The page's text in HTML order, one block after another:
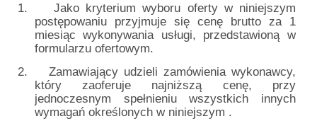
1.
Jako kryterium wyboru oferty w niniejszym
postępowaniu przyjmuje się cenę brutto za 1
miesiąc wykonywania usługi, przedstawioną w
formularzu ofertowym.
2.
Zamawiający udzieli zamówienia wykonawcy,
który zaoferuje najniższą cenę, przy
jednoczesnym spełnieniu wszystkich innych
wymagań określonych w niniejszym .